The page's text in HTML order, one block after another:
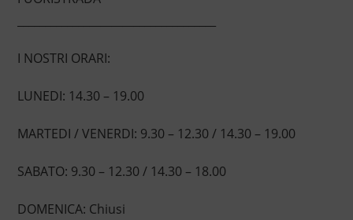
I NOSTRI ORARI:
LUNEDI: 14.30 – 19.00
MARTEDI / VENERDI: 9.30 – 12.30 / 14.30 – 19.00
SABATO: 9.30 – 12.30 / 14.30 – 18.00
DOMENICA: Chiusi